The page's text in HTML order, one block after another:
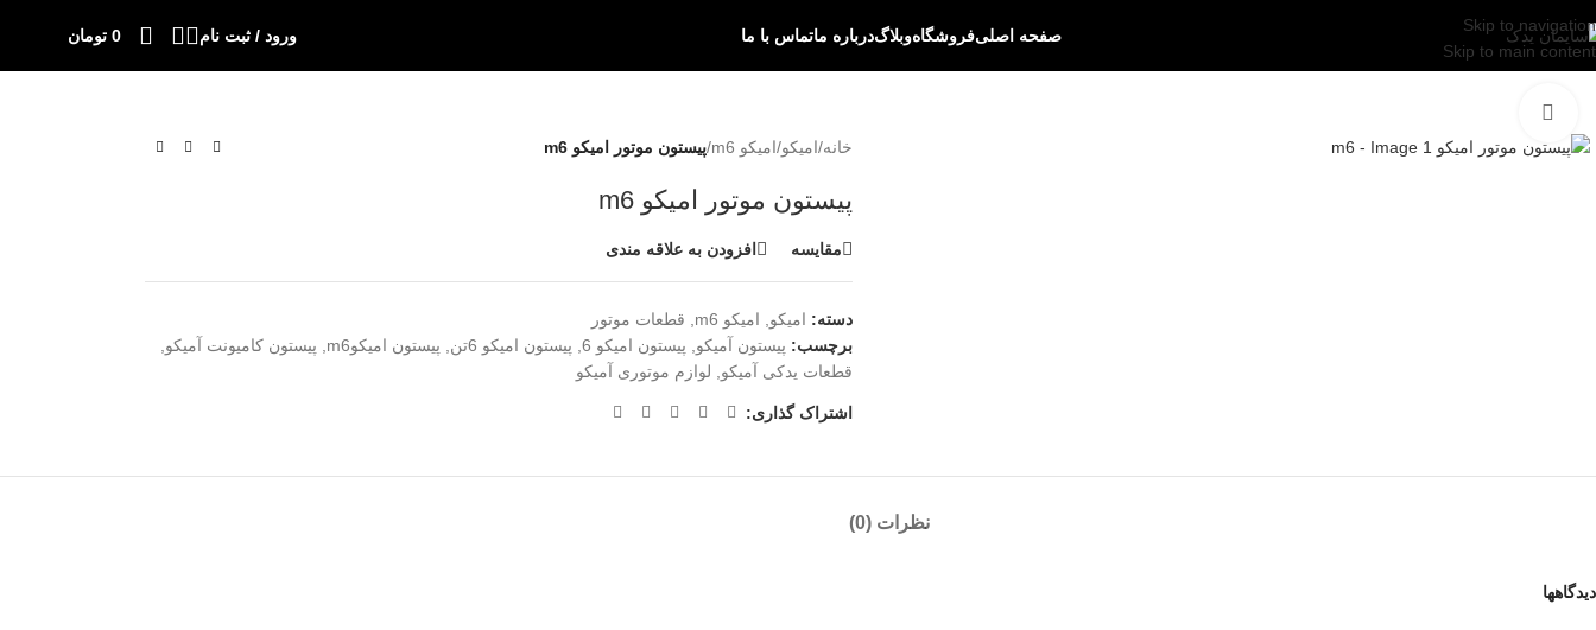
Skip to navigation
Skip to main content
صفحه اصلیفروشگاهوبلاگدرباره ماتماس با ما ورود / ثبت نام 0 تومان
خانه/امیکو/امیکو m6 /پیستون موتور امیکو m6
پیستون موتور امیکو m6
مقایسه افزودن به علاقه مندی
دسته: امیکو امیکو m6
قطعات موتور
برچسب: پیستون آمیکو پیستون امیکو 6 , پیستون امیکو 6تن پیستون امیکوm6 پیستون کامیونت آمیکو
قطعات یدکی آمیکو
لوازم موتوری آمیکو
اشتراک گذاری:
نظرات (0)
دیدگاهها